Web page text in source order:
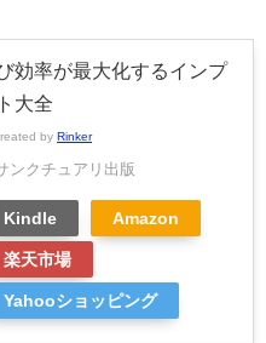
効率が最大化するインプ
大全
by Rinker
ンクチュアリ出版
Kindle Amazon
楽天市場
Yahooショッピング